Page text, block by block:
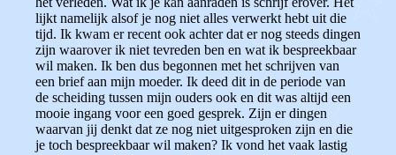
lijkt namelijk alsof je nog niet alles verwerkt hebt uit die
tijd. Ik kwam er recent ook achter dat er nog steeds dingen
zijn waarover ik niet tevreden ben en wat ik bespreekbaar
wil maken. Ik ben dus begonnen met het schrijven van
een brief aan mijn moeder. Ik deed dit in de periode van
de scheiding tussen mijn ouders ook en dit was altijd een
mooie ingang voor een goed gesprek. Zijn er dingen
waarvan jij denkt dat ze nog niet uitgesproken zijn en die
je toch bespreekbaar wil maken? Ik vond het vaak lastig